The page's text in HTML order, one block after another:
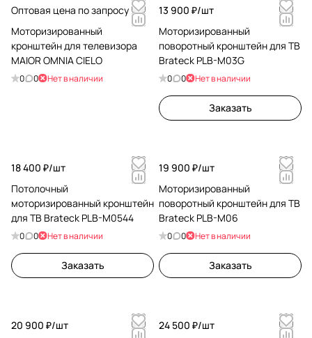
Оптовая цена по запросу
Моторизированный
кронштейн для телевизора
MAIOR OMNIA CIELO
0 0 Нет в наличии
13 900 ₽/шт
Моторизированный
поворотный кронштейн для ТВ
Brateck PLB-M03G
0 0 Нет в наличии
Заказать
18 400 ₽/шт
Потолочный
моторизированный кронштейн
для ТВ Brateck PLB-M0544
0 0 Нет в наличии
Заказать
19 900 ₽/шт
Моторизированный
поворотный кронштейн для ТВ
Brateck PLB-M06
0 0 Нет в наличии
Заказать
20 900 ₽/шт
24 500 ₽/шт